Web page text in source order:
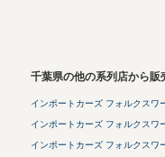
千葉県の他の系列店から販
インポートカーズ フォルクスワ
インポートカーズ フォルクスワ
インポートカーズ フォルクスワ